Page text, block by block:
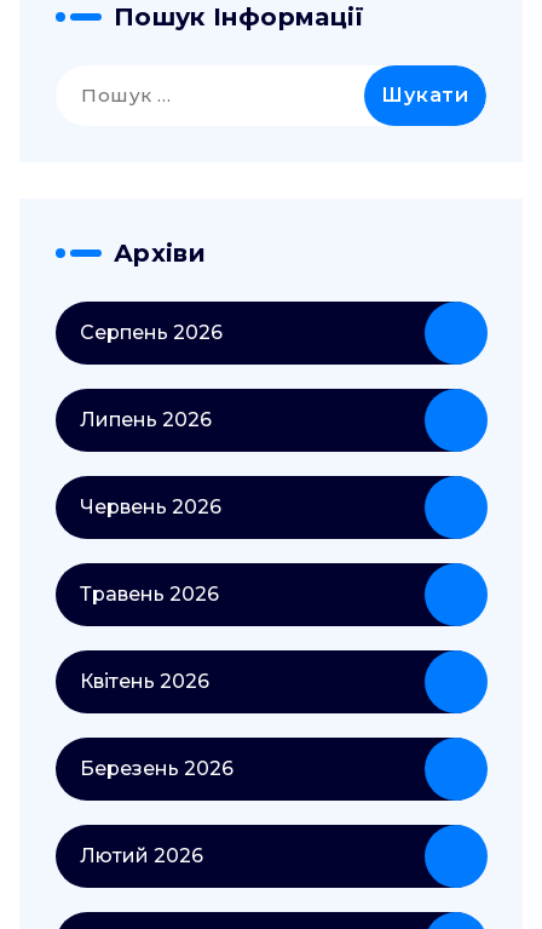
Пошук Інформації
Архіви
Серпень 2026
Липень 2026
Червень 2026
Травень 2026
Квітень 2026
Березень 2026
Лютий 2026